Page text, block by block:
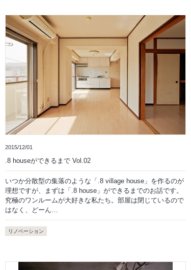
2015/12/01
.8 houseができるまで Vol.02
いつか分散型の集落のような「.8 village house」を作るのが
理想ですが、まずは「.8 house」ができるまでのお話です。
究極のワンルームが大好きな私たち。部屋は閉じているので
はなく、どーん…
リノベーション